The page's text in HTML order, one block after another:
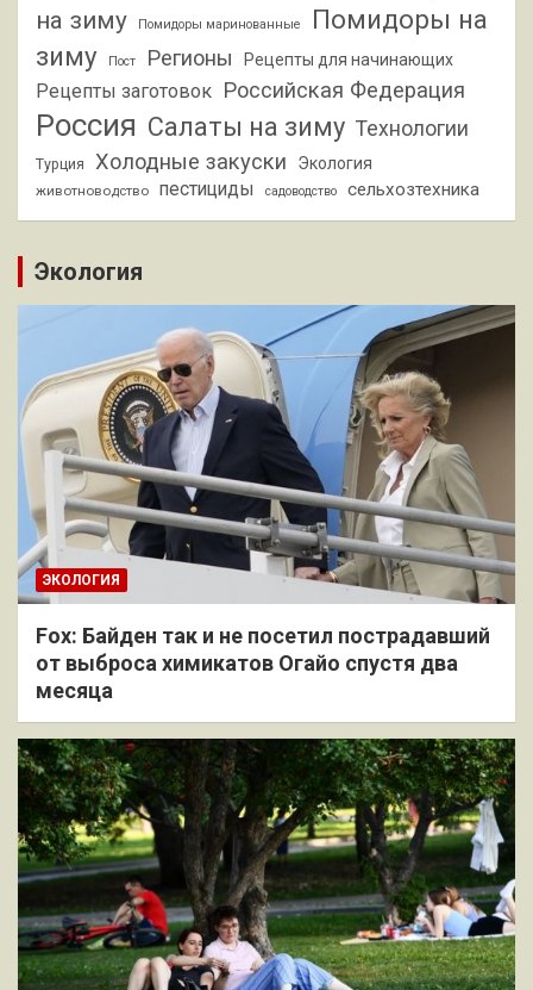
на зиму
Помидоры маринованные
Помидоры на
зиму
Пост Регионы Рецепты для начинающих
Рецепты заготовок Российская Федерация
Россия Салаты на зиму Технологии
Турция Холодные закуски Экология
животноводство пестициды садоводство сельхозтехника
Экология
ЭКОЛОГИЯ
Fox: Байден так и не посетил пострадавший
от выброса химикатов Огайо спустя два
месяца